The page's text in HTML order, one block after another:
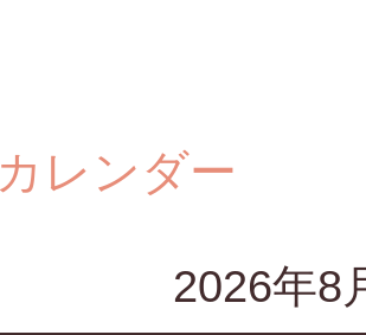
カレンダー
2026年8